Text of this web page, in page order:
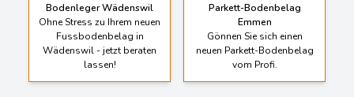
Bodenleger Wädenswil
Ohne Stress zu Ihrem neuen
Fussbodenbelag in
Wädenswil - jetzt beraten
lassen!
Parkett-Bodenbelag
Emmen
Gönnen Sie sich einen
neuen Parkett-Bodenbelag
vom Profi.